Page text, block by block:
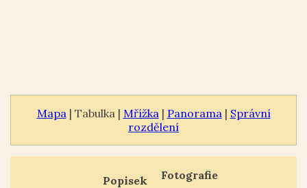
Mapa | Tabulka | Mřížka | Panorama | Správní
rozdělení
Popisek Fotografie